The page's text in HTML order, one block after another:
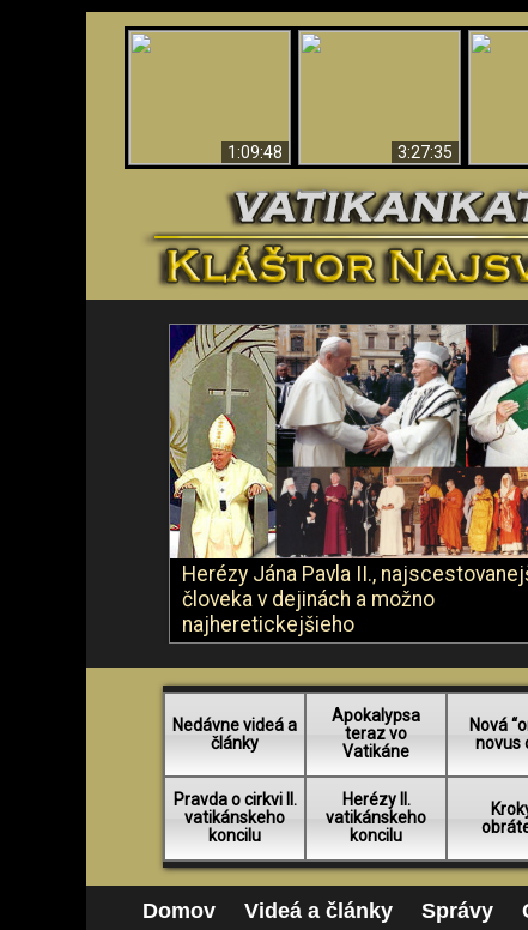
1:09:48 3:27:35
Herézy Jána Pavla II.,
človeka v dejinách a možno
najheretickejšieho
Nedávne videá a
články
Apokalypsa
teraz vo
Vatikáne
Nová
novus
Pravda o cirkvi II.
vatikánskeho
koncilu
Herézy II.
vatikánskeho
koncilu
Domov Videá a články Správy